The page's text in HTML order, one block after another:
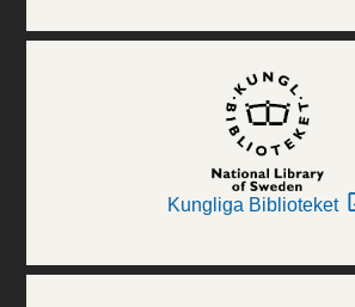
Kungliga Biblioteket